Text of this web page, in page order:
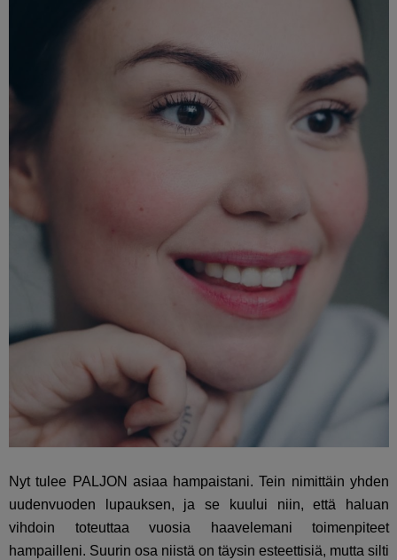
Nyt tulee PALJON asiaa hampaistani. Tein nimittäin yhden
uudenvuoden lupauksen, ja se kuului niin, että haluan
vihdoin toteuttaa vuosia haavelemani toimenpiteet
hampailleni. Suurin osa niistä on täysin esteettisiä, mutta silti